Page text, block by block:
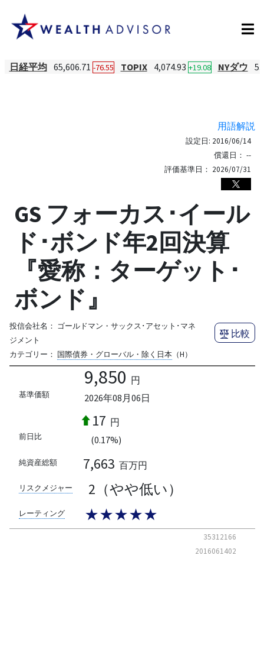
日経平均 65,606.71 -76.55 TOPIX 4,074.93 +19.08 NYダウ
用語解説
設定日: 2016/06/14
償還日： --
評価基準日： 2026/07/31
GS フォーカス･イール
ド･ボンド年2回決算
『愛称：ターゲット･
ボンド』
投信会社名： ゴールドマン・サックス･アセット･マネ
ジメント
カテゴリー： 国際債券・グローバル・除く日本（H）
比較
基準価額
9,850 円
2026年08月06日
前日比
17 円
(0.17%)
純資産総額 7,663 百万円
リスクメジャー 2（やや低い）
レーティング ★★★★★
35312166
2016061402